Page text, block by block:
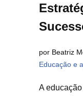
por Beatriz
Educação e
A